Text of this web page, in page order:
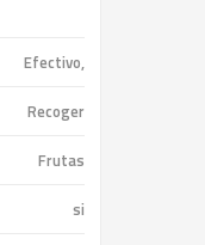
Efectivo,
Recoger
Frutas
si